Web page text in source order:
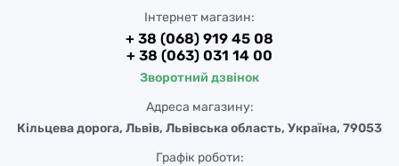
Інтернет магазин:
+ 38 (068) 919 45 08
+ 38 (063) 031 14 00
Зворотний дзвінок
Адреса магазину:
Кільцева дорога, Львів, Львівська область, Україна, 79053
Графік роботи: